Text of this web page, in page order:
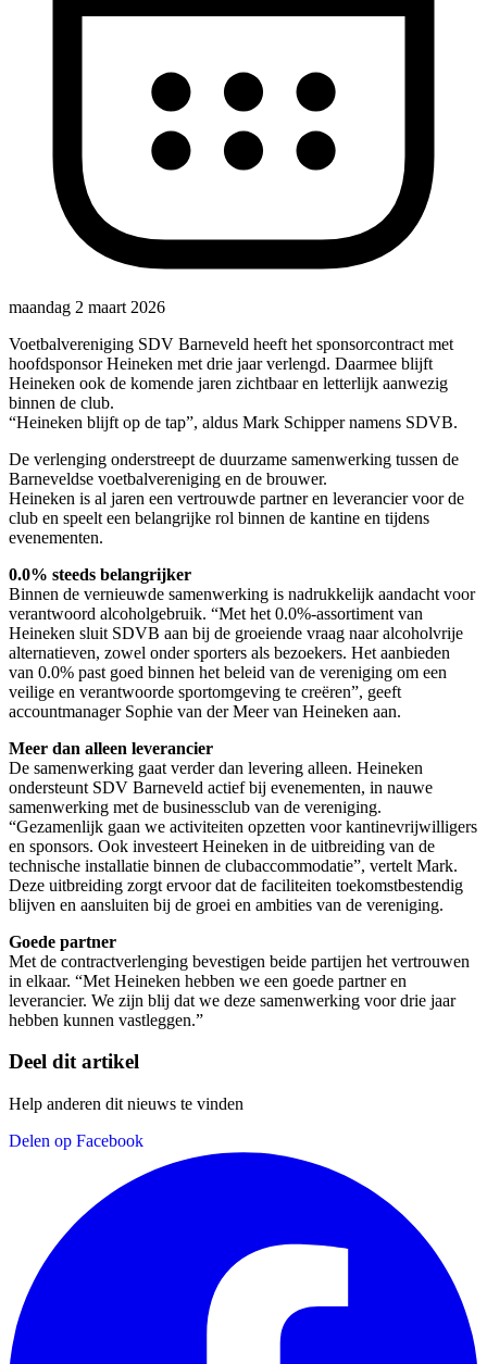
maandag 2 maart 2026
Voetbalvereniging SDV Barneveld heeft het sponsorcontract met
hoofdsponsor Heineken met drie jaar verlengd. Daarmee blijft
Heineken ook de komende jaren zichtbaar en letterlijk aanwezig
binnen de club.
“Heineken blijft op de tap”, aldus Mark Schipper namens SDVB.
De verlenging onderstreept de duurzame samenwerking tussen de
Barneveldse voetbalvereniging en de brouwer.
Heineken is al jaren een vertrouwde partner en leverancier voor de
club en speelt een belangrijke rol binnen de kantine en tijdens
evenementen.
0.0% steeds belangrijker
Binnen de vernieuwde samenwerking is nadrukkelijk aandacht voor
verantwoord alcoholgebruik. “Met het 0.0%-assortiment van
Heineken sluit SDVB aan bij de groeiende vraag naar alcoholvrije
alternatieven, zowel onder sporters als bezoekers. Het aanbieden
van 0.0% past goed binnen het beleid van de vereniging om een
veilige en verantwoorde sportomgeving te creëren”, geeft
accountmanager Sophie van der Meer van Heineken aan.
Meer dan alleen leverancier
De samenwerking gaat verder dan levering alleen. Heineken
ondersteunt SDV Barneveld actief bij evenementen, in nauwe
samenwerking met de businessclub van de vereniging.
“Gezamenlijk gaan we activiteiten opzetten voor kantinevrijwilligers
en sponsors. Ook investeert Heineken in de uitbreiding van de
technische installatie binnen de clubaccommodatie”, vertelt Mark.
Deze uitbreiding zorgt ervoor dat de faciliteiten toekomstbestendig
blijven en aansluiten bij de groei en ambities van de vereniging.
Goede partner
Met de contractverlenging bevestigen beide partijen het vertrouwen
in elkaar. “Met Heineken hebben we een goede partner en
leverancier. We zijn blij dat we deze samenwerking voor drie jaar
hebben kunnen vastleggen.”
Deel dit artikel
Help anderen dit nieuws te vinden
Delen op Facebook